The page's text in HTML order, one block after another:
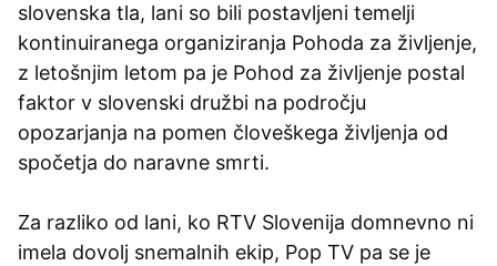
slovenska tla, lani so bili postavljeni temelji
kontinuiranega organiziranja Pohoda za življenje,
z letošnjim letom pa je Pohod za življenje postal
faktor v slovenski družbi na področju
opozarjanja na pomen človeškega življenja od
spočetja do naravne smrti.
Za razliko od lani, ko RTV Slovenija domnevno ni
imela dovolj snemalnih ekip, Pop TV pa se je